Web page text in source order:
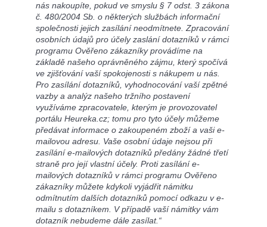
nás nakoupíte, pokud ve smyslu § 7 odst. 3 zákona
č. 480/2004 Sb. o některých službách informační
společnosti jejich zasílání neodmítnete. Zpracování
osobních údajů pro účely zaslání dotazníků v rámci
programu Ověřeno zákazníky provádíme na
základě našeho oprávněného zájmu, který spočívá
ve zjišťování vaší spokojenosti s nákupem u nás.
Pro zasílání dotazníků, vyhodnocování vaší zpětné
vazby a analýz našeho tržního postavení
využíváme zpracovatele, kterým je provozovatel
portálu Heureka.cz; tomu pro tyto účely můžeme
předávat informace o zakoupeném zboží a vaši e-
mailovou adresu. Vaše osobní údaje nejsou při
zasílání e-mailových dotazníků předány žádné třetí
straně pro její vlastní účely. Proti zasílání e-
mailových dotazníků v rámci programu Ověřeno
zákazníky můžete kdykoli vyjádřit námitku
odmítnutím dalších dotazníků pomocí odkazu v e-
mailu s dotazníkem. V případě vaší námitky vám
dotazník nebudeme dále zasílat.“